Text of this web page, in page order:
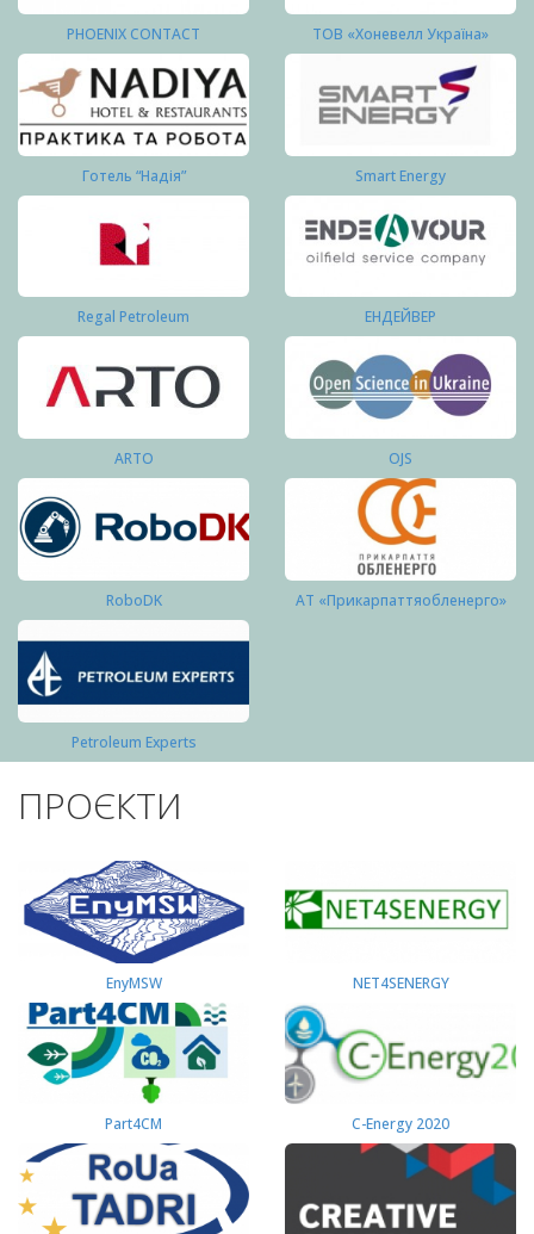
PHOENIX CONTACT ТОВ «Хоневелл Україна»
Готель “Надія” Smart Energy
Regal Petroleum ЕНДЕЙВЕР
ARTO OJS
RoboDK АТ «Прикарпаттяобленерго»
Petroleum Experts
ПРОЄКТИ
EnyMSW NET4SENERGY
Part4СМ C-Energy 2020